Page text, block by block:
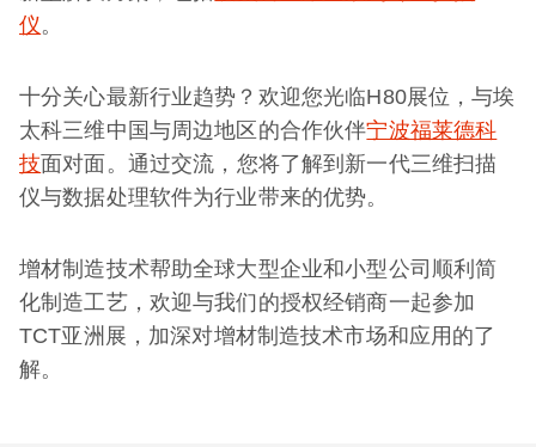
仪。
十分关心最新行业趋势？欢迎您光临H80展位，与埃
太科三维中国与周边地区的合作伙伴宁波福莱德科
技面对面。通过交流，您将了解到新一代三维扫描
仪与数据处理软件为行业带来的优势。
增材制造技术帮助全球大型企业和小型公司顺利简
化制造工艺，欢迎与我们的授权经销商一起参加
TCT亚洲展，加深对增材制造技术市场和应用的了
解。